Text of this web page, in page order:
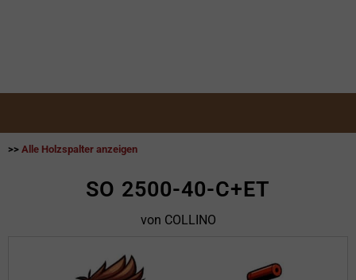
>> Alle Holzspalter anzeigen
SO 2500-40-C+ET
von COLLINO